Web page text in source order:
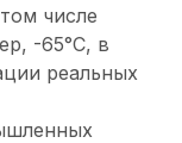
числе
-65°C, в
реальных